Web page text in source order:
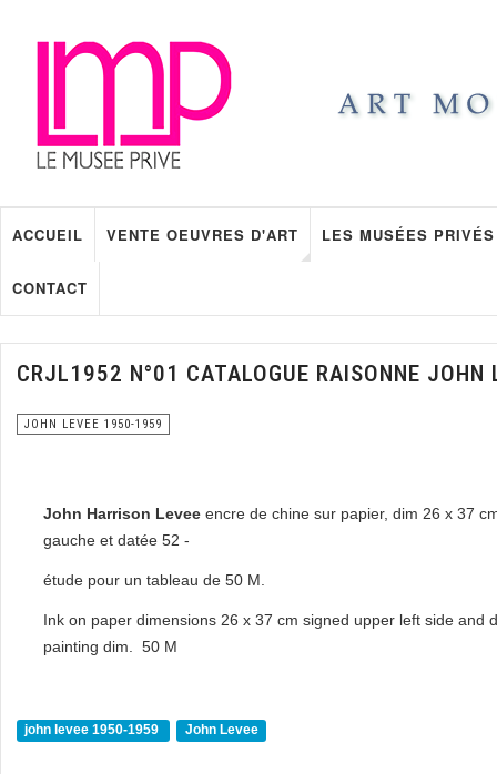
ACCUEIL VENTE OEUVRES D'ART LES MUSÉES PRIVÉS
CONTACT
CRJL1952 N°01 CATALOGUE RAISONNE JOHN
JOHN LEVEE 1950-1959
John Harrison Levee encre de chine sur papier, dim 26 x 37
gauche et datée 52 -
étude pour un tableau de 50 M.
Ink on paper dimensions 26 x 37 cm signed upper left side and
painting dim. 50 M
john levee 1950-1959 John Levee